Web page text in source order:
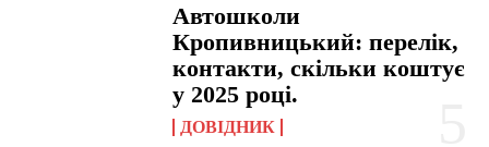
Автошколи
Кропивницький: перелік,
контакти, скільки коштує
у 2025 році.
ДОВІДНИК